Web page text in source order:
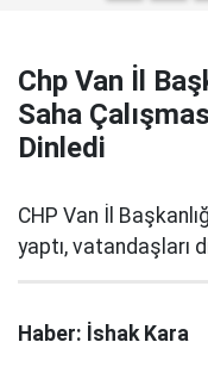
Chp Van İl
Saha
Dinledi
CHP Van İl
yaptı, vatandaşları
Haber: İshak Kara